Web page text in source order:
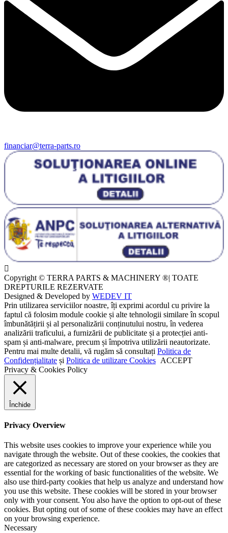
financiar@terra-parts.ro
Copyright © TERRA PARTS & MACHINERY ®| TOATE
DREPTURILE REZERVATE
Designed & Developed by WEDEV IT
Prin utilizarea serviciilor noastre, îți exprimi acordul cu privire la
faptul că folosim module cookie și alte tehnologii similare în scopul
îmbunătățirii și al personalizării conținutului nostru, în vederea
analizării traficului, a furnizării de publicitate și a protecției anti-
spam și anti-malware, precum și împotriva utilizării neautorizate.
Pentru mai multe detalii, vă rugăm să consultați Politica de
Confidențialitate și Politica de utilizare Cookies ACCEPT
Privacy & Cookies Policy
Închide
Privacy Overview
This website uses cookies to improve your experience while you
navigate through the website. Out of these cookies, the cookies that
are categorized as necessary are stored on your browser as they are
essential for the working of basic functionalities of the website. We
also use third-party cookies that help us analyze and understand how
you use this website. These cookies will be stored in your browser
only with your consent. You also have the option to opt-out of these
cookies. But opting out of some of these cookies may have an effect
on your browsing experience.
Necessary